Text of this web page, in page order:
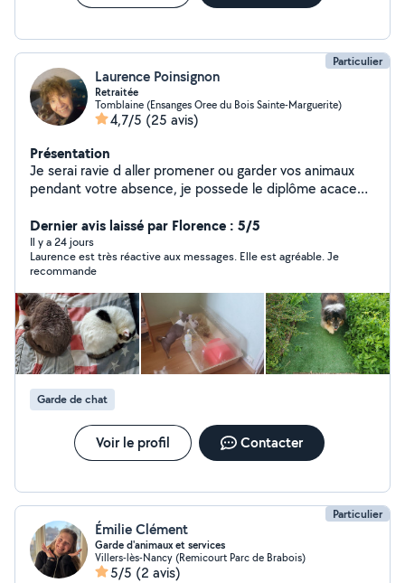
Particulier
Laurence Poinsignon
Retraitée
Tomblaine (Ensanges Oree du Bois Sainte-Marguerite)
4,7/5 (25 avis)
Présentation
Je serai ravie d aller promener ou garder vos animaux
pendant votre absence, je possede le diplôme acaced
matériel merci et à bientôt
Dernier avis laissé par Florence : 5/5
Il y a 24 jours
Laurence est très réactive aux messages. Elle est agréable. Je
recommande
Garde de chat
Voir le profil Contacter
Particulier
Émilie Clément
Garde d'animaux et services
Villers-lès-Nancy (Remicourt Parc de Brabois)
5/5 (2 avis)